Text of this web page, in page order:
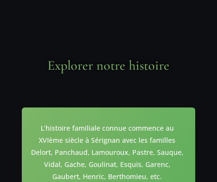
Explorer notre histoire
L’histoire familiale connue commence au
XVIème siècle à Sérignan avec les familles
Delort, Panchaud, Lamouroux, Pastre, Sauque,
Vidal, Gache, Goulinat, Esquis, Garenc,
Gaubert, Henric, Berthomieu, etc.